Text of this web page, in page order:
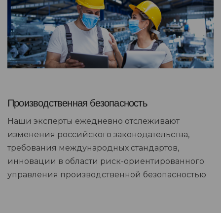
Производственная безопасность
Наши эксперты ежедневно отслеживают
изменения российского законодательства,
требования международных стандартов,
инновации в области риск-ориентированного
управления производственной безопасностью